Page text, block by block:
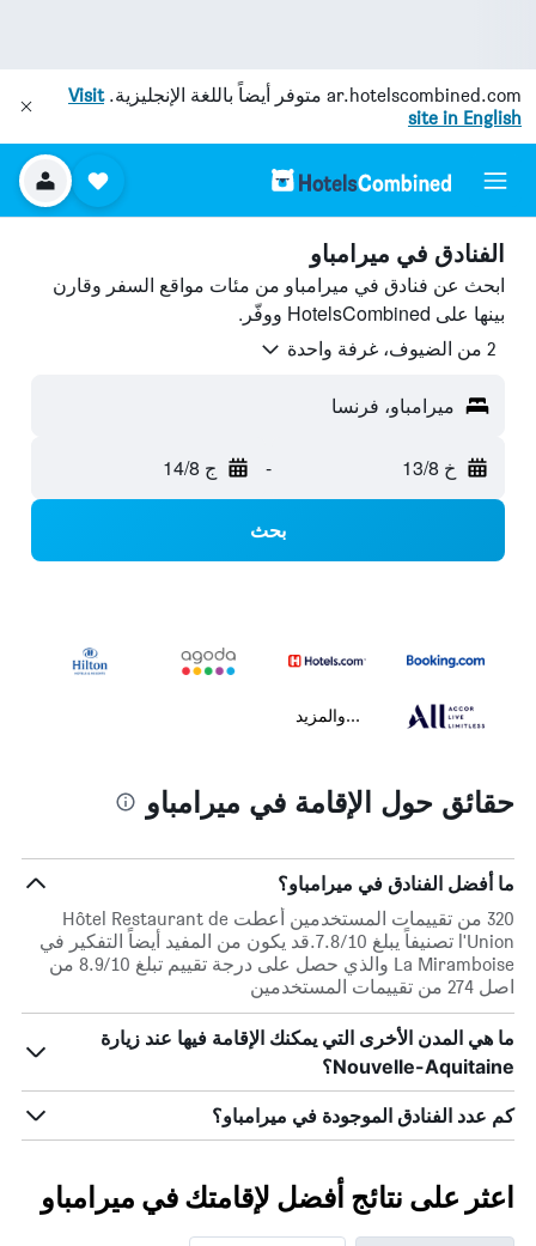
ar.hotelscombined.com متوفر أيضاً باللغة الإنجليزية.Visit
site in English
الفنادق في ميرامباو
ابحث عن فنادق في ميرامباو من مئات مواقع السفر وقارن
بينها على HotelsCombined ووفّر.
2 من الضيوف، غرفة واحدة
ميرامباو، فرنسا
خ 13/8 - ج 14/8
بحث
...والمزيد
حقائق حول الإقامة في ميرامباو
ما أفضل الفنادق في ميرامباو؟
320 من تقييمات المستخدمين أعطت Hôtel Restaurant de
l'Union تصنيفاً يبلغ 7.8/10.قد يكون من المفيد أيضاً التفكير في
La Miramboise والذي حصل على درجة تقييم تبلغ 8.9/10 من
اصل 274 من تقييمات المستخدمين
ما هي المدن الأخرى التي يمكنك الإقامة فيها عند زيارة
Nouvelle-Aquitaine؟
كم عدد الفنادق الموجودة في ميرامباو؟
اعثر على نتائج أفضل لإقامتك في ميرامباو